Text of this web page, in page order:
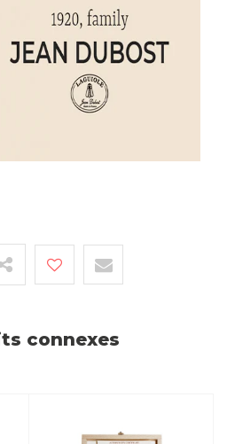
connexes